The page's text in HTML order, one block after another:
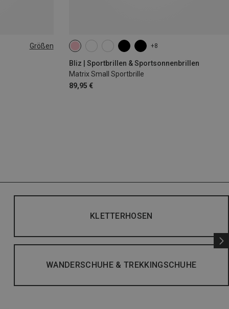
Größen +8
Bliz | Sportbrillen & Sportsonnenbrillen
Matrix Small Sportbrille
89,95 €
KLETTERHOSEN
WANDERSCHUHE & TREKKINGSCHUHE